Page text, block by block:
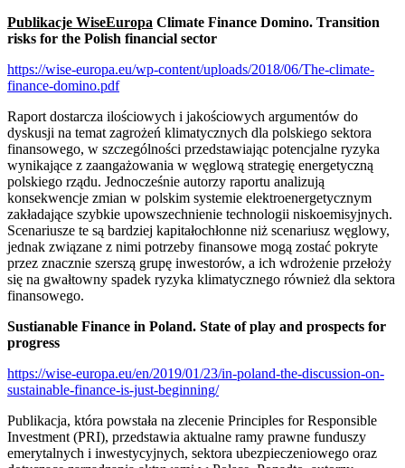
Publikacje WiseEuropa Climate Finance Domino. Transition
risks for the Polish financial sector
https://wise-europa.eu/wp-content/uploads/2018/06/The-climate-
finance-domino.pdf
Raport dostarcza ilościowych i jakościowych argumentów do
dyskusji na temat zagrożeń klimatycznych dla polskiego sektora
finansowego, w szczególności przedstawiając potencjalne ryzyka
wynikające z zaangażowania w węglową strategię energetyczną
polskiego rządu. Jednocześnie autorzy raportu analizują
konsekwencje zmian w polskim systemie elektroenergetycznym
zakładające szybkie upowszechnienie technologii niskoemisyjnych.
Scenariusze te są bardziej kapitałochłonne niż scenariusz węglowy,
jednak związane z nimi potrzeby finansowe mogą zostać pokryte
przez znacznie szerszą grupę inwestorów, a ich wdrożenie przełoży
się na gwałtowny spadek ryzyka klimatycznego również dla sektora
finansowego.
Sustianable Finance in Poland. State of play and prospects for
progress
https://wise-europa.eu/en/2019/01/23/in-poland-the-discussion-on-
sustainable-finance-is-just-beginning/
Publikacja, która powstała na zlecenie Principles for Responsible
Investment (PRI), przedstawia aktualne ramy prawne funduszy
emerytalnych i inwestycyjnych, sektora ubezpieczeniowego oraz